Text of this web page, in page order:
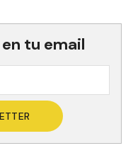
tu email